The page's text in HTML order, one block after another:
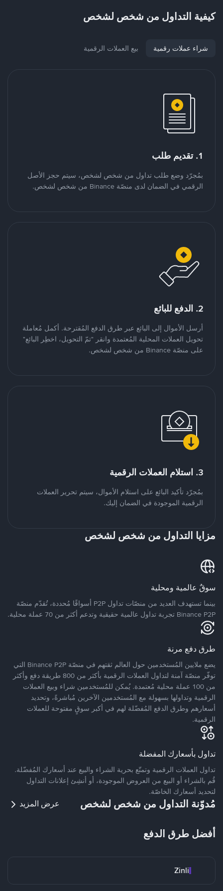
كيفية التداول من شخص لشخص
شراء عملات رقمية بيع العملات الرقمية
1. تقديم طلب
بمُجرّد وضع طلب تداول من شخص لشخص، سيتم حجز الأصل
الرقمي في الضمان لدى منصّة Binance من شخص لشخص.
2. الدفع للبائع
أرسل الأموال إلى البائع عبر طرق الدفع المُقترحة. أكمل مُعاملة
تحويل العملات المحلية المُعتمدة وانقر "تمّ التحويل، اخطِر البائع"
على منصّة Binance من شخص لشخص.
3. استلام العملات الرقمية
بمُجرّد تأكيد البائع على استلام الأموال، سيتم تحرير العملات
الرقمية الموجودة في الضمان إليك.
مزايا التداول من شخص لشخص
سوقٌ عالمية ومحلية
بينما تستهدف العديد من منصّات تداول P2P أسواقًا مُحددة، تُقدّم منصّة
Binance P2P تجربة تداول عالمية حقيقية وتدعم أكثر من 70 عملة محلية.
طرق دفع مرنة
يضع ملايين المُستخدمين حول العالم ثقتهم في منصّة Binance P2P التي
توفّر منصّة آمنة لتداول العملات الرقمية بأكثر من 800 طريقة دفع وأكثر
من 100 عملة محلية مُعتمدة. يُمكن للمُستخدمين شراء وبيع العملات
الرقمية وتداولها بسهولة مع المُستخدمين الآخرين مُباشرةً، وتحديد
أسعارهم وطرق الدفع المُفضّلة لهم في أكبر سوقٍ مفتوحة للعملات
الرقمية.
تداول بأسعارك المفضلة
تداول العملات الرقمية وتمتّع بحرية الشراء والبيع عند أسعارك المُفضّلة.
قُم بالشراء أو البيع من العروض الموجودة، أو أنشِئ إعلانات التداول
لتحديد أسعارك الخاصّة.
مُدوّنة التداول من شخص لشخص عرض المزيد
أفضل طرق الدفع
Zinli